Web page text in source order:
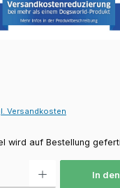
Versandkosten
wird auf Bestellung
In